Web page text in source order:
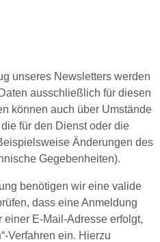
unseres Newsletters werden
ausschließlich für diesen
können auch über Umstände
für den Dienst oder die
Änderungen des
Gegebenheiten).
benötigen wir eine valide
dass eine Anmeldung
E-Mail-Adresse erfolgt,
Verfahren ein. Hierzu